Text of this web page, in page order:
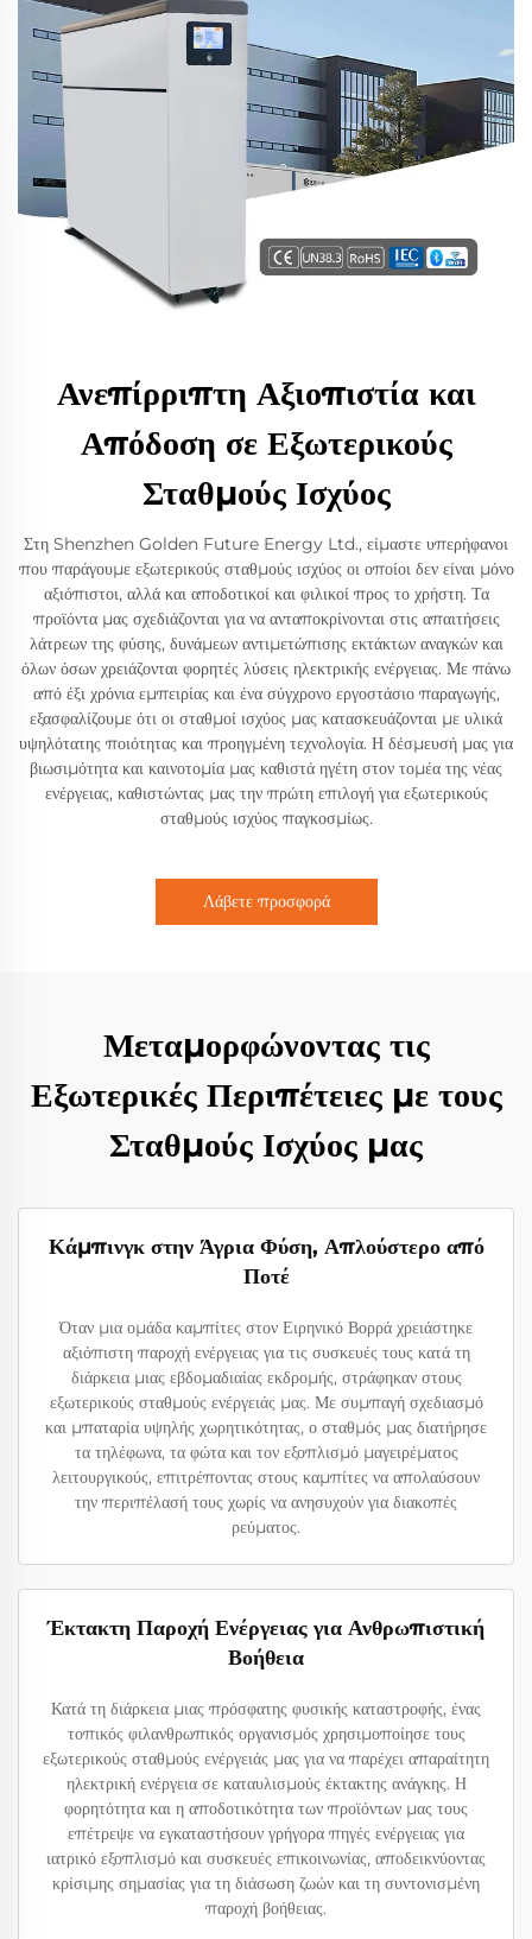
Ανεπίρριπτη Αξιοπιστία και
Απόδοση σε Εξωτερικούς
Σταθμούς Ισχύος
Στη Shenzhen Golden Future Energy Ltd., είμαστε υπερήφανοι
που παράγουμε εξωτερικούς σταθμούς ισχύος οι οποίοι δεν είναι μόνο
αξιόπιστοι, αλλά και αποδοτικοί και φιλικοί προς το χρήστη. Τα
προϊόντα μας σχεδιάζονται για να ανταποκρίνονται στις απαιτήσεις
λάτρεων της φύσης, δυνάμεων αντιμετώπισης εκτάκτων αναγκών και
όλων όσων χρειάζονται φορητές λύσεις ηλεκτρικής ενέργειας. Με πάνω
από έξι χρόνια εμπειρίας και ένα σύγχρονο εργοστάσιο παραγωγής,
εξασφαλίζουμε ότι οι σταθμοί ισχύος μας κατασκευάζονται με υλικά
υψηλότατης ποιότητας και προηγμένη τεχνολογία. Η δέσμευσή μας για
βιωσιμότητα και καινοτομία μας καθιστά ηγέτη στον τομέα της νέας
ενέργειας, καθιστώντας μας την πρώτη επιλογή για εξωτερικούς
σταθμούς ισχύος παγκοσμίως.
Λάβετε προσφορά
Μεταμορφώνοντας τις
Εξωτερικές Περιπέτειες με τους
Σταθμούς Ισχύος μας
Κάμπινγκ στην Άγρια Φύση, Απλούστερο από
Ποτέ
Όταν μια ομάδα καμπίτες στον Ειρηνικό Βορρά χρειάστηκε
αξιόπιστη παροχή ενέργειας για τις συσκευές τους κατά τη
διάρκεια μιας εβδομαδιαίας εκδρομής, στράφηκαν στους
εξωτερικούς σταθμούς ενέργειάς μας. Με συμπαγή σχεδιασμό
και μπαταρία υψηλής χωρητικότητας, ο σταθμός μας διατήρησε
τα τηλέφωνα, τα φώτα και τον εξοπλισμό μαγειρέματος
λειτουργικούς, επιτρέποντας στους καμπίτες να απολαύσουν
την περιπέλασή τους χωρίς να ανησυχούν για διακοπές
ρεύματος.
Έκτακτη Παροχή Ενέργειας για Ανθρωπιστική
Βοήθεια
Κατά τη διάρκεια μιας πρόσφατης φυσικής καταστροφής, ένας
τοπικός φιλανθρωπικός οργανισμός χρησιμοποίησε τους
εξωτερικούς σταθμούς ενέργειάς μας για να παρέχει απαραίτητη
ηλεκτρική ενέργεια σε καταυλισμούς έκτακτης ανάγκης. Η
φορητότητα και η αποδοτικότητα των προϊόντων μας τους
επέτρεψε να εγκαταστήσουν γρήγορα πηγές ενέργειας για
ιατρικό εξοπλισμό και συσκευές επικοινωνίας, αποδεικνύοντας
κρίσιμης σημασίας για τη διάσωση ζωών και τη συντονισμένη
παροχή βοήθειας.